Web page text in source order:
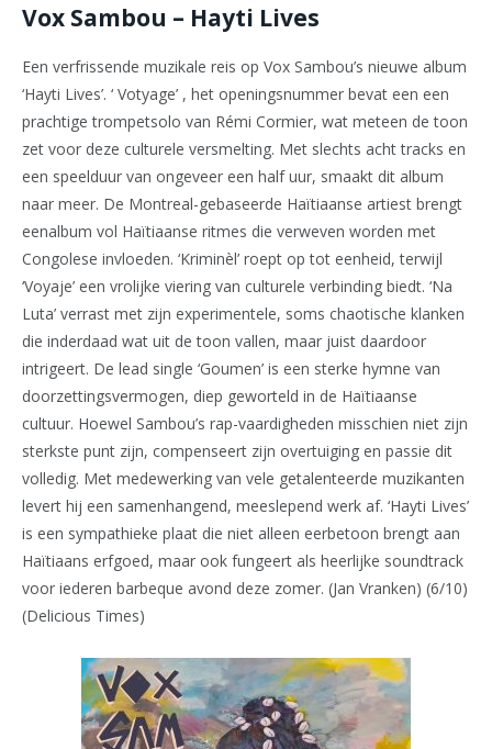
Vox Sambou – Hayti Lives
Een verfrissende muzikale reis op Vox Sambou’s nieuwe album
‘Hayti Lives’. ‘ Votyage’ , het openingsnummer bevat een een
prachtige trompetsolo van Rémi Cormier, wat meteen de toon
zet voor deze culturele versmelting. Met slechts acht tracks en
een speelduur van ongeveer een half uur, smaakt dit album
naar meer. De Montreal-gebaseerde Haïtiaanse artiest brengt
eenalbum vol Haïtiaanse ritmes die verweven worden met
Congolese invloeden. ‘Kriminèl’ roept op tot eenheid, terwijl
‘Voyaje’ een vrolijke viering van culturele verbinding biedt. ‘Na
Luta’ verrast met zijn experimentele, soms chaotische klanken
die inderdaad wat uit de toon vallen, maar juist daardoor
intrigeert. De lead single ‘Goumen’ is een sterke hymne van
doorzettingsvermogen, diep geworteld in de Haïtiaanse
cultuur. Hoewel Sambou’s rap-vaardigheden misschien niet zijn
sterkste punt zijn, compenseert zijn overtuiging en passie dit
volledig. Met medewerking van vele getalenteerde muzikanten
levert hij een samenhangend, meeslepend werk af. ‘Hayti Lives’
is een sympathieke plaat die niet alleen eerbetoon brengt aan
Haïtiaans erfgoed, maar ook fungeert als heerlijke soundtrack
voor iederen barbeque avond deze zomer. (Jan Vranken) (6/10)
(Delicious Times)